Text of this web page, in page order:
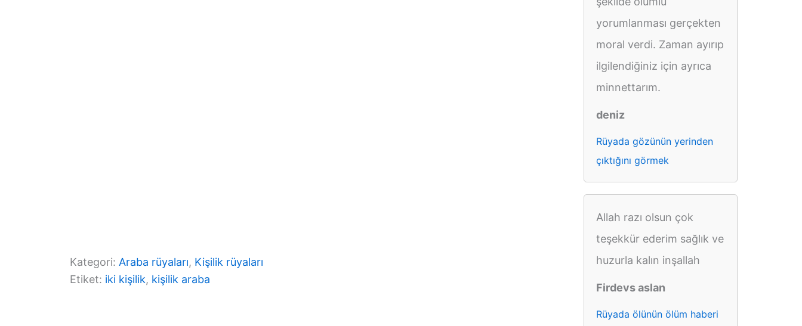
Kategori: Araba rüyaları, Kişilik rüyaları
Etiket: iki kişilik, kişilik araba
yorumlanması gerçekten
moral verdi. Zaman ayırıp
ilgilendiğiniz için ayrıca
minnettarım.
deniz
Rüyada gözünün yerinden
çıktığını görmek
Allah razı olsun çok
teşekkür ederim sağlık ve
huzurla kalın inşallah
Firdevs aslan
Rüyada ölünün ölüm haberi